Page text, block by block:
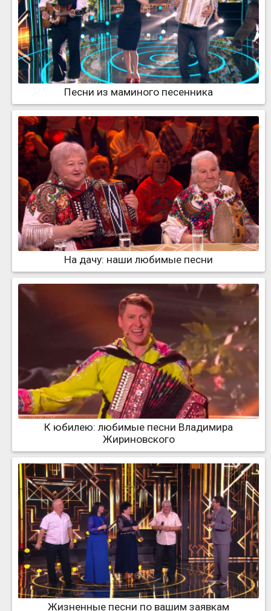
Песни из маминого песенника
На дачу: наши любимые песни
К юбилею: любимые песни Владимира
Жириновского
Жизненные песни по вашим заявкам